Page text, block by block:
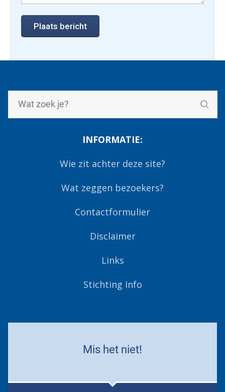
INFORMATIE:
Wie zit achter deze site?
Wat zeggen bezoekers?
Contactformulier
Disclaimer
Links
Stichting Info
Mis het niet!